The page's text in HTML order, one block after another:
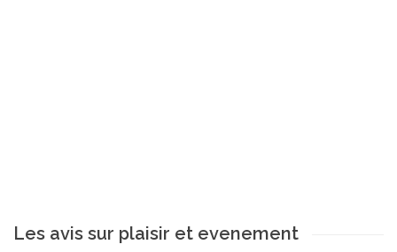
Les avis sur plaisir et evenement